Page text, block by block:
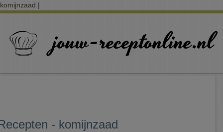
komijnzaad |
- komijnzaad